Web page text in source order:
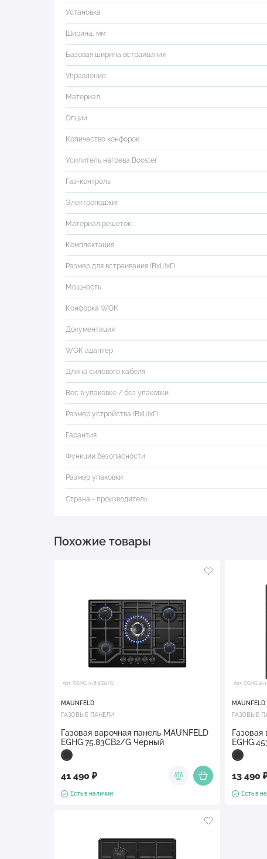
Установка
Ширина, мм
Базовая ширина встраивания
Управление
Материал
Опции
Количество конфорок
Усилитель нагрева Booster
Газ-контроль
Электроподжиг
Материал решеток
Комплектация
Размер для встраивания (ВхШхГ)
Мощность
Конфорка WOK
Документация
WOK адаптер
Длина силового кабеля
Вес в упаковке / без упаковки
Размер устройства (ВхШхГ)
Гарантия
Функции безопасности
Размер упаковки
Страна - производитель
Похожие товары
Арт. EGHG.75.83CB2/G
MAUNFELD
ГАЗОВЫЕ ПАНЕЛИ
Газовая варочная панель MAUNFELD
EGHG.75.83CB2/G Черный
41 490 ₽
Есть в наличии
Арт.
MAUNFELD
ГАЗОВЫЕ
Газовая
13 490
Есть в